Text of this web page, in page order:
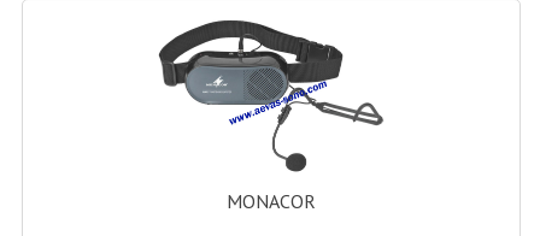
MONACOR